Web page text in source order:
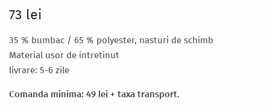
73 lei
35 % bumbac / 65 % polyester, nasturi de schimb
Material usor de intretinut
livrare: 5-6 zile
Comanda minima: 49 lei + taxa transport.